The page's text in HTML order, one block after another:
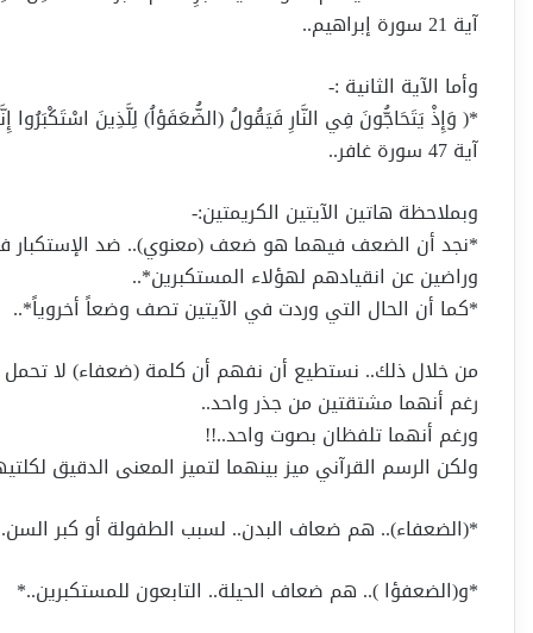
آية 21 سورة إبراهيم..
وأما الآية الثانية :-
*( وَإِذْ يَتَحَاجُّونَ فِي النَّارِ فَيَقُولُ (الضُّعَفَؤاُ) لِلَّذِينَ اسْتَكْبَرُوا
آية 47 سورة غافر..
وبملاحظة هاتين الآيتين الكريمتين:-
*نجد أن الضعف فيهما هو ضعف (معنوي).. ضد الإستكبار
وراضين عن انقيادهم لهؤلاء المستكبرين*..
*كما أن الحال التي وردت في الآيتين تصف وضعاً أخروياً*..
من خلال ذلك.. نستطيع أن نفهم أن كلمة (ضعفاء) لا
رغم أنهما مشتقتين من جذر واحد..
ورغم أنهما تلفظان بصوت واحد..!!
ولكن الرسم القرآني ميز بينهما لتميز المعنى الدقيق
*(الضعفاء).. هم ضعاف البدن.. لسبب الطفولة أو كبر
*و(الضعفؤا ).. هم ضعاف الحيلة.. التابعون للمستكبرين..*